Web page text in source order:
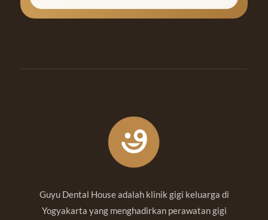
Guyu Dental House adalah klinik gigi keluarga di
Yogyakarta yang menghadirkan perawatan gigi